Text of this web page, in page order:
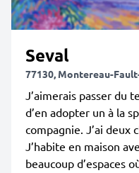
Seval
77130, Montereau-
J’aimerais passer du
d’en adopter un à la
compagnie. J’ai deux
J’habite en maison
beaucoup d’espaces